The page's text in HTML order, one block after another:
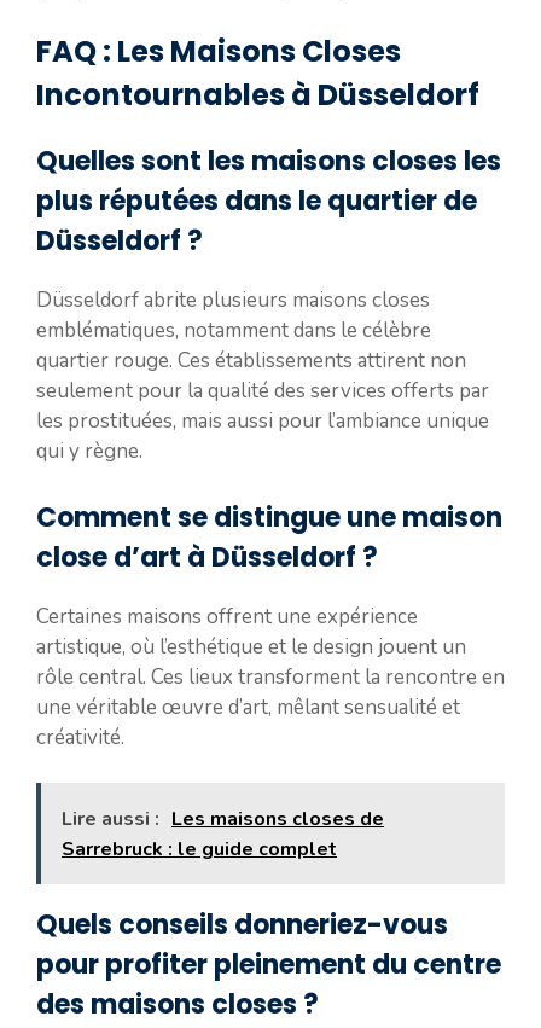
FAQ : Les Maisons Closes
Incontournables à Düsseldorf
Quelles sont les maisons closes les
plus réputées dans le quartier de
Düsseldorf ?
Düsseldorf abrite plusieurs maisons closes
emblématiques, notamment dans le célèbre
quartier rouge. Ces établissements attirent non
seulement pour la qualité des services offerts par
les prostituées, mais aussi pour l’ambiance unique
qui y règne.
Comment se distingue une maison
close d’art à Düsseldorf ?
Certaines maisons offrent une expérience
artistique, où l’esthétique et le design jouent un
rôle central. Ces lieux transforment la rencontre en
une véritable œuvre d’art, mêlant sensualité et
créativité.
Lire aussi : Les maisons closes de
Sarrebruck : le guide complet
Quels conseils donneriez-vous
pour profiter pleinement du centre
des maisons closes ?